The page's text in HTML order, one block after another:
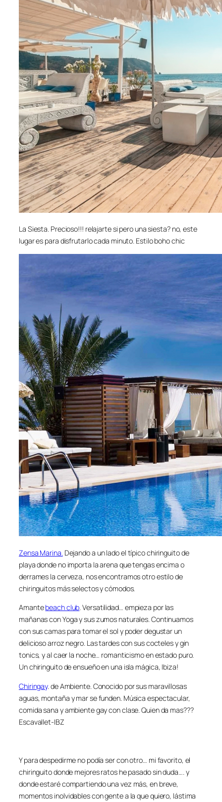
La Siesta. Precioso!!! relajarte si pero una siesta? no, este
lugar es para disfrutarlo cada minuto. Estilo boho chic
Zensa Marina.Dejando a un lado el típico chiringuito de
playa donde no importa la arena que tengas encima o
derrames la cerveza, nos encontramos otro estilo de
chiringuitos más selectos y cómodos.
Amantebeach club. Versatilidad… empieza por las
mañanas con Yoga y sus zumos naturales. Continuamos
con sus camas para tomar el sol y poder degustar un
delicioso arroz negro. Las tardes con sus cocteles y gin
tonics, y al caer la noche… romanticismo en estado puro.
Un chiringuito de ensueño en una isla mágica, Ibiza!
Chiringay. de Ambiente. Conocido por sus maravillosas
aguas, montaña y mar se funden. Música espectacular,
comida sana y ambiente gay con clase. Quien da mas???
Escavallet-IBZ
Y para despedirme no podía ser con otro… mi favorito, el
chiringuito donde mejores ratos he pasado sin duda…. y
donde estaré compartiendo una vez más, en breve,
momentos inolvidables con gente a la que quiero, lástima